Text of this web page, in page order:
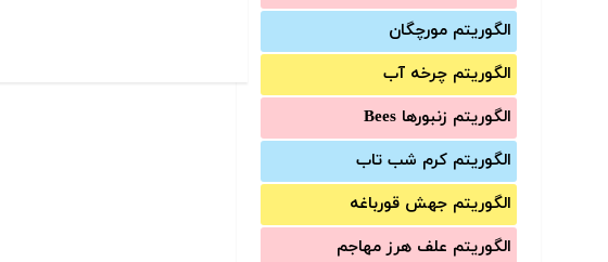
الگوریتم مورچگان
الگوریتم چرخه آب
الگوریتم زنبورها Bees
الگوریتم کرم شب تاب
الگوریتم جهش قورباغه
الگوریتم علف هرز مهاجم